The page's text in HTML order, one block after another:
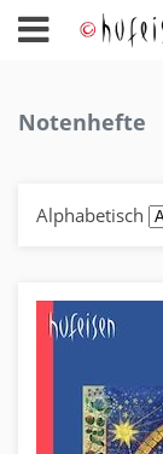
Notenhefte
Alphabetisch